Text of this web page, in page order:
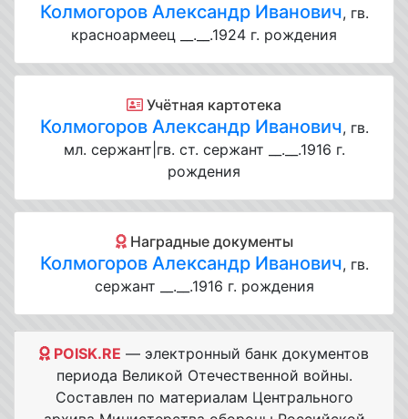
Колмогоров Александр Иванович, гв.
красноармеец __.__.1924 г. рождения
Учётная картотека
Колмогоров Александр Иванович, гв.
мл. сержант|гв. ст. сержант __.__.1916 г.
рождения
Наградные документы
Колмогоров Александр Иванович, гв.
сержант __.__.1916 г. рождения
POISK.RE — электронный банк документов
периода Великой Отечественной войны.
Составлен по материалам Центрального